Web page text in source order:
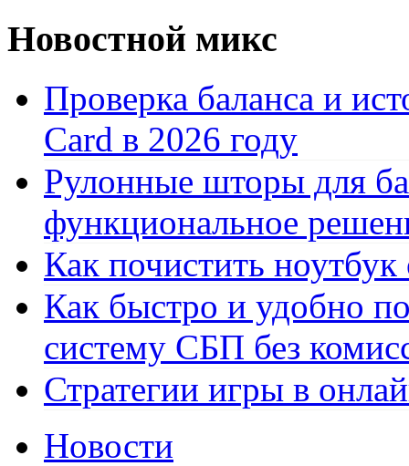
Новостной микс
Проверка баланса и
Card в 2026 году
Рулонные шторы для
функциональное
Как почистить
Как быстро и удобно
систему СБП без
Стратегии игры в
Новости